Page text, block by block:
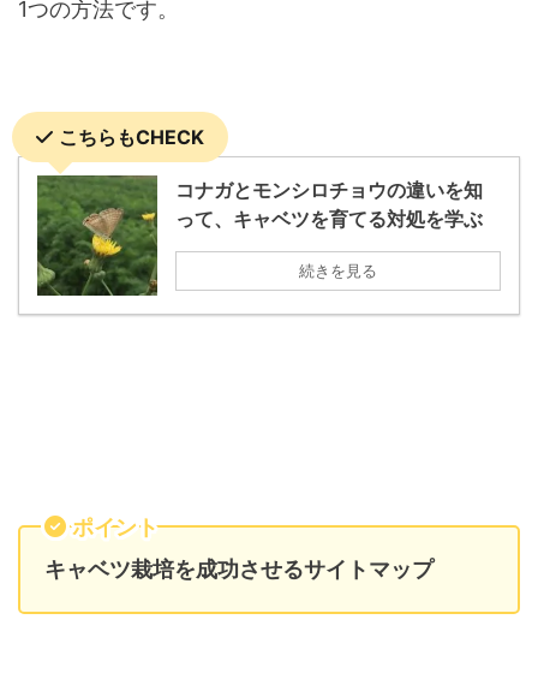
1つの方法です。
こちらもCHECK
コナガとモンシロチョウの違いを知
って、キャベツを育てる対処を学ぶ
続きを見る
ポイント
キャベツ栽培を成功させるサイトマップ